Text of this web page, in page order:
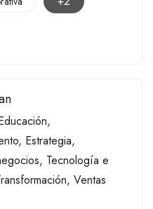
,
, Estrategia,
, Tecnología e
, Ventas